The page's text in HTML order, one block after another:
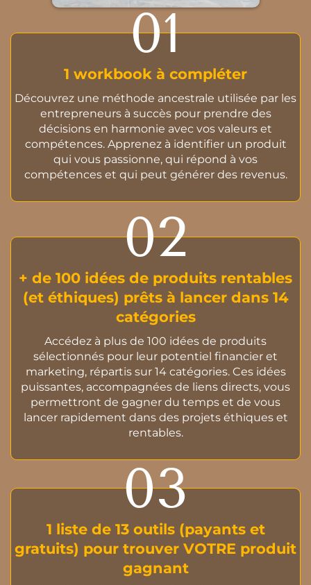
01
1 workbook à compléter
Découvrez une méthode ancestrale utilisée par les
entrepreneurs à succès pour prendre des
décisions en harmonie avec vos valeurs et
compétences. Apprenez à identifier un produit
qui vous passionne, qui répond à vos
compétences et qui peut générer des revenus.
02
+ de 100 idées de produits rentables
(et éthiques) prêts à lancer dans 14
catégories
Accédez à plus de 100 idées de produits
sélectionnés pour leur potentiel financier et
marketing, répartis sur 14 catégories. Ces idées
puissantes, accompagnées de liens directs, vous
permettront de gagner du temps et de vous
lancer rapidement dans des projets éthiques et
rentables.
03
1 liste de 13 outils (payants et
gratuits) pour trouver VOTRE produit
gagnant